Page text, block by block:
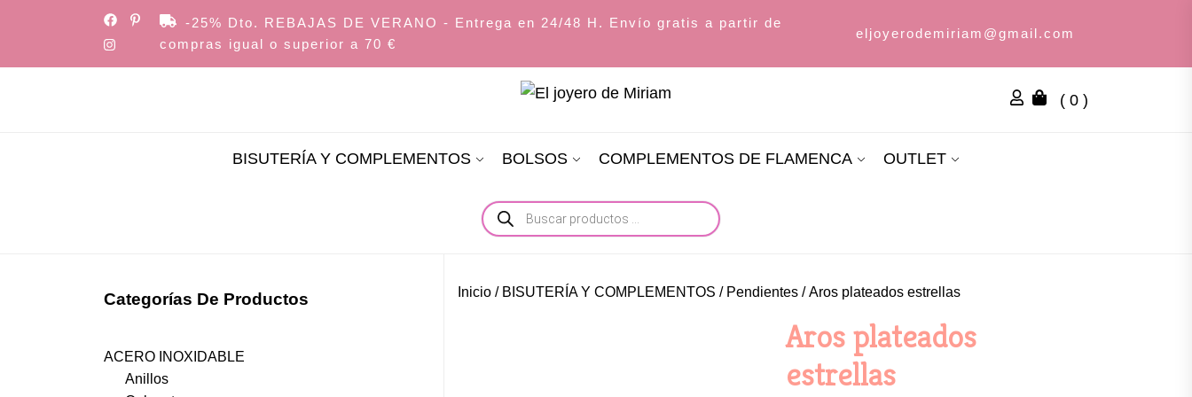
-25% Dto. REBAJAS DE VERANO - Entrega en 24/48 H. Envío gratis a partir de
compras igual o superior a 70 €
eljoyerodemiriam@gmail.com
joyero
Miriam
( 0 )
BISUTERÍA Y COMPLEMENTOS BOLSOS COMPLEMENTOS DE FLAMENCA OUTLET
Búsqueda
de
productos
Inicio / BISUTERÍA Y COMPLEMENTOS / Pendientes / Aros plateados estrellas
Aros plateados
estrellas
Categorías De Productos
ACERO INOXIDABLE
Anillos